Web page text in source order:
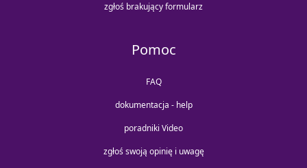
zgłoś brakujący formularz
Pomoc
FAQ
dokumentacja - help
poradniki Video
zgłoś swoją opinię i uwagę